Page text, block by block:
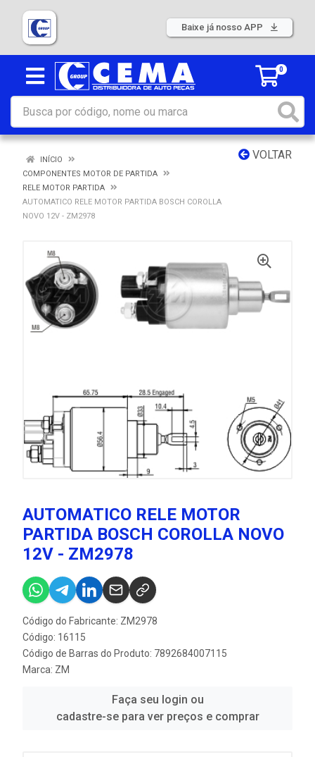
Baixe já nosso APP
0
VOLTAR
INÍCIO
COMPONENTES MOTOR DE PARTIDA
RELE MOTOR PARTIDA
AUTOMATICO RELE MOTOR PARTIDA BOSCH COROLLA
NOVO 12V - ZM2978
AUTOMATICO RELE MOTOR
PARTIDA BOSCH COROLLA NOVO
12V - ZM2978
Código do Fabricante: ZM2978
Código: 16115
Código de Barras do Produto: 7892684007115
Marca: ZM
Faça seu login ou
cadastre-se para ver preços e comprar